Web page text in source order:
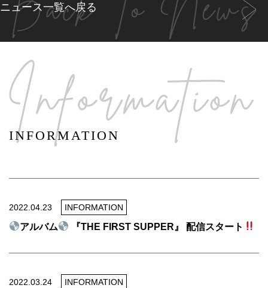
ニュース一覧へ戻る
INFORMATION
2022.04.23 INFORMATION
アルバム 『THE FIRST SUPPER』 配信スタート
2022.03.24 INFORMATION